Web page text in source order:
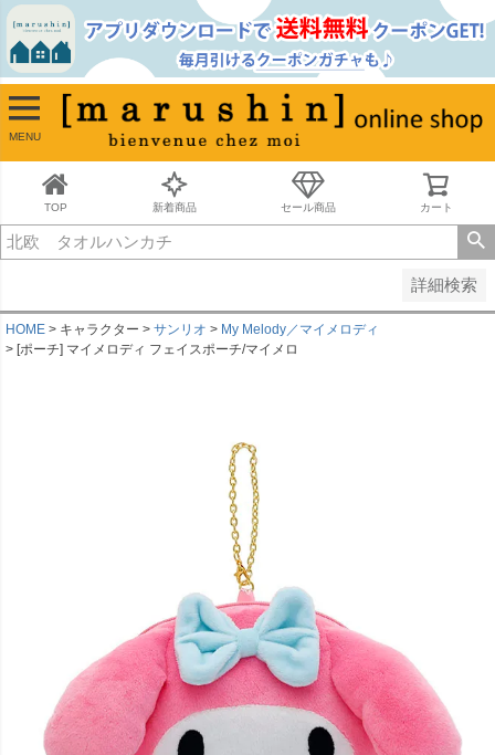
MENU
TOP 新着商品 セール商品 カート
詳細検索
並び順
新着順
古い順
価格が安い順
価格が高い順
キーワードヒット順
HOME キャラクター サンリオ
My Melody／マイメロディ
[ポーチ] マイメロディ フェイスポーチ/マイメロ